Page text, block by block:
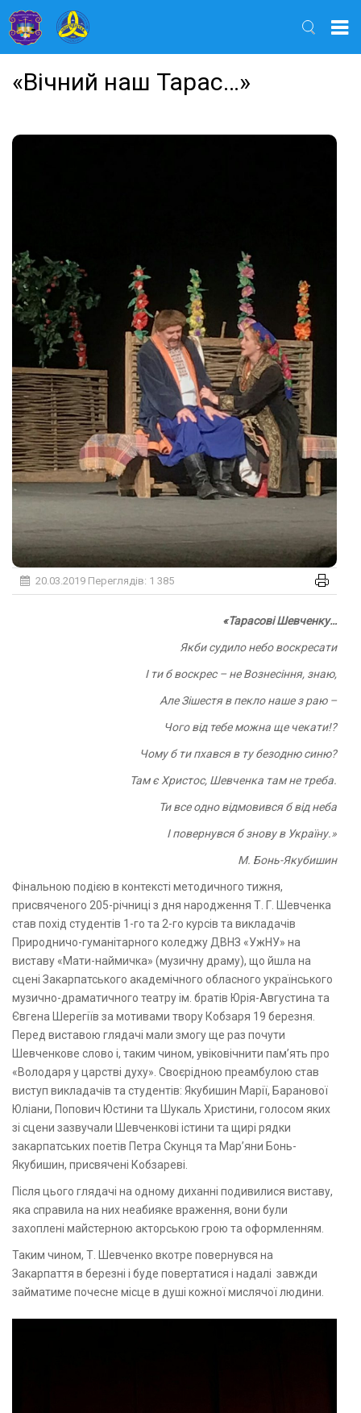
«Вічний наш Тарас…»
20.03.2019 Переглядів: 1 385
«Тарасові Шевченку…
Якби судило небо воскресати
І ти б воскрес – не Вознесіння, знаю,
Але Зішестя в пекло наше з раю –
Чого від тебе можна ще чекати!?
Чому б ти пхався в ту безодню синю?
Там є Христос, Шевченка там не треба.
Ти все одно відмовився б від неба
І повернувся б знову в Україну.»
М. Бонь-Якубишин
Фінальною подією в контексті методичного тижня,
присвяченого 205-річниці з дня народження Т. Г. Шевченка
став похід студентів 1-го та 2-го курсів та викладачів
Природничо-гуманітарного коледжу ДВНЗ «УжНУ» на
виставу «Мати-наймичка» (музичну драму), що йшла на
сцені Закарпатського академічного обласного українського
музично-драматичного театру ім. братів Юрія-Августина та
Євгена Шерегіїв за мотивами твору Кобзаря 19 березня.
Перед виставою глядачі мали змогу ще раз почути
Шевченкове слово і, таким чином, увіковічнити пам’ять про
«Володаря у царстві духу». Своєрідною преамбулою став
виступ викладачів та студентів: Якубишин Марії, Баранової
Юліани, Попович Юстини та Шукаль Христини, голосом яких
зі сцени зазвучали Шевченкові істини та щирі рядки
закарпатських поетів Петра Скунця та Мар’яни Бонь-
Якубишин, присвячені Кобзареві.
Після цього глядачі на одному диханні подивилися виставу,
яка справила на них неабияке враження, вони були
захоплені майстерною акторською грою та оформленням.
Таким чином, Т. Шевченко вкотре повернувся на
Закарпаття в березні і буде повертатися і надалі завжди
займатиме почесне місце в душі кожної мислячої людини.